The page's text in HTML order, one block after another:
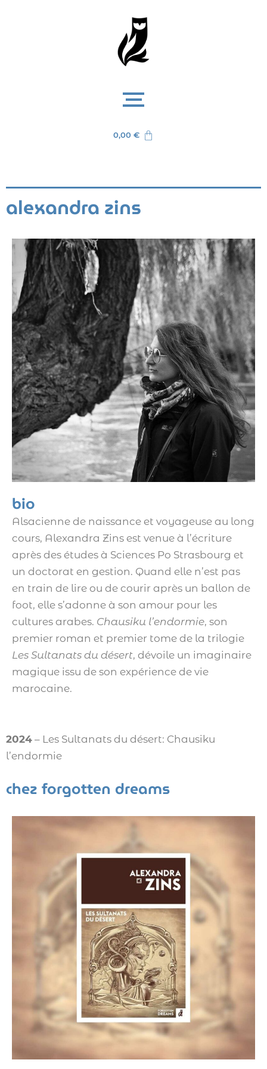
0,00 €
alexandra zins
bio
Alsacienne de naissance et voyageuse au long
cours, Alexandra Zins est venue à l’écriture
après des études à Sciences Po Strasbourg et
un doctorat en gestion. Quand elle n’est pas
en train de lire ou de courir après un ballon de
foot, elle s’adonne à son amour pour les
cultures arabes. Chausiku l’endormie, son
premier roman et premier tome de la trilogie
Les Sultanats du désert, dévoile un imaginaire
magique issu de son expérience de vie
marocaine.
2024 – Les Sultanats du désert: Chausiku
l’endormie
chez forgotten dreams